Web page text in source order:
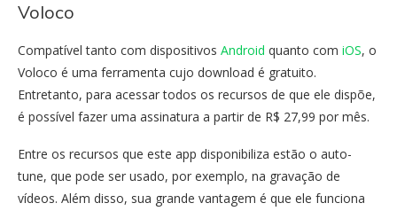
Voloco
Compatível tanto com dispositivos Android quanto com iOS, o
Voloco é uma ferramenta cujo download é gratuito.
Entretanto, para acessar todos os recursos de que ele dispõe,
é possível fazer uma assinatura a partir de R$ 27,99 por mês.
Entre os recursos que este app disponibiliza estão o auto-
tune, que pode ser usado, por exemplo, na gravação de
vídeos. Além disso, sua grande vantagem é que ele funciona